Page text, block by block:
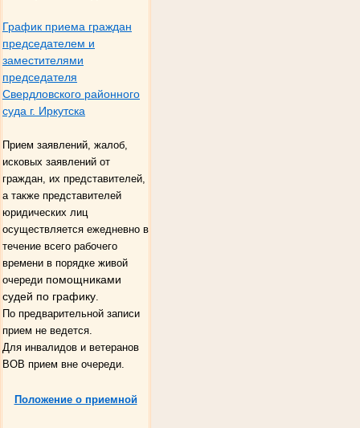
График приема граждан
председателем и
заместителями
председателя
Свердловского районного
суда г. Иркутска
Прием заявлений, жалоб,
исковых заявлений от
граждан, их представителей,
а также представителей
юридических лиц
осуществляется ежедневно в
течение всего рабочего
времени в порядке живой
очереди помощниками
судей по графику
По предварительной записи
прием не ведется.
Для инвалидов и ветеранов
ВОВ прием вне очереди.
Положение о приемной